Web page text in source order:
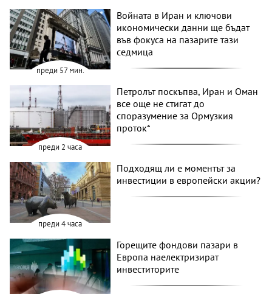
преди 57 мин.
Войната в Иран и ключови
икономически данни ще бъдат
във фокуса на пазарите тази
седмица
преди 2 часа
Петролът поскъпва, Иран и Оман
все още не стигат до
споразумение за Ормузкия
проток*
преди 4 часа
Подходящ ли е моментът за
инвестиции в европейски акции?
Горещите фондови пазари в
Европа наелектризират
инвеститорите